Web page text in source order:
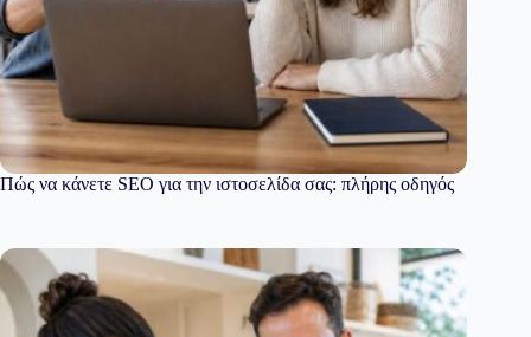
Πώς να κάνετε SEO για την ιστοσελίδα σας: πλήρης οδηγός